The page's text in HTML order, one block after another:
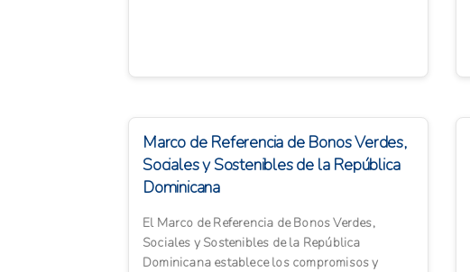
Marco de Referencia de Bonos Verdes,
Sociales y Sostenibles de la República
Dominicana
El Marco de Referencia de Bonos Verdes,
Sociales y Sostenibles de la República
Dominicana establece los compromisos y